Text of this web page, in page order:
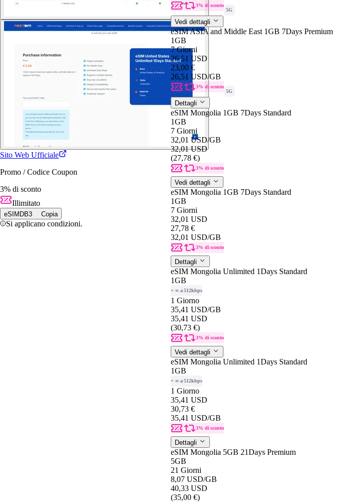
Sito Web Ufficiale
Promo / Codice Coupon
3% di sconto
Illimitato
eSIMDB3 Copia
Si applicano condizioni.
3% di sconto
5G
Vedi dettagli
eSIM ASIA and Middle East 1GB 7Days Premium
1GB
7 Giorni
26,51 USD
23,00 €
26,51 USD/GB
3% di sconto
5G
Dettagli
eSIM Mongolia 1GB 7Days Standard
1GB
7 Giorni
32,01 USD/GB
32,01 USD
(27,78 €)
3% di sconto
Vedi dettagli
eSIM Mongolia 1GB 7Days Standard
1GB
7 Giorni
32,01 USD
27,78 €
32,01 USD/GB
3% di sconto
Dettagli
eSIM Mongolia Unlimited 1Days Standard
1GB
+ ∞ a 512kbps
1 Giorno
35,41 USD/GB
35,41 USD
(30,73 €)
3% di sconto
Vedi dettagli
eSIM Mongolia Unlimited 1Days Standard
1GB
+ ∞ a 512kbps
1 Giorno
35,41 USD
30,73 €
35,41 USD/GB
3% di sconto
Dettagli
eSIM Mongolia 5GB 21Days Premium
5GB
21 Giorni
8,07 USD/GB
40,33 USD
(35,00 €)